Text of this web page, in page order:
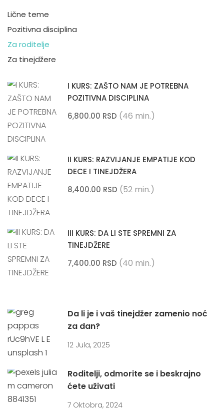
Lične teme
Pozitivna disciplina
Za roditelje
Za tinejdžere
I KURS: ZAŠTO NAM JE POTREBNA
POZITIVNA DISCIPLINA
6,800.00 RSD (46 min.)
II KURS: RAZVIJANJE EMPATIJE KOD
DECE I TINEJDŽERA
8,400.00 RSD (52 min.)
III KURS: DA LI STE SPREMNI ZA
TINEJDŽERE
7,400.00 RSD (40 min.)
Da li je i vaš tinejdžer zamenio noć
za dan?
12 Jula, 2025
Roditelji, odmorite se i beskrajno
ćete uživati
7 Oktobra, 2024